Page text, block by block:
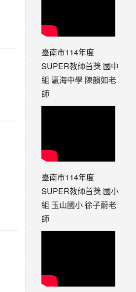
臺南市114年度
SUPER教師首獎 國中
組 瀛海中學 陳韻如老
師
臺南市114年度
SUPER教師首獎 國小
組 玉山國小 徐子蔚老
師